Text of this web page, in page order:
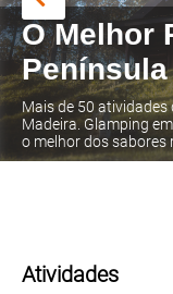
Dormir
O local ideal para
de tranquilidade,
Renove-se ao ritmo
Atividades